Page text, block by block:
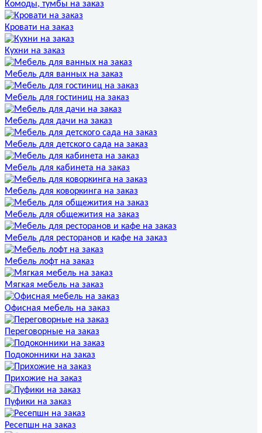
Комоды, тумбы на заказ
Кровати на заказ
Кухни на заказ
Мебель для ванных на заказ
Мебель для гостиниц на заказ
Мебель для дачи на заказ
Мебель для детского сада на заказ
Мебель для кабинета на заказ
Мебель для коворкинга на заказ
Мебель для общежития на заказ
Мебель для ресторанов и кафе на заказ
Мебель лофт на заказ
Мягкая мебель на заказ
Офисная мебель на заказ
Переговорные на заказ
Подоконники на заказ
Прихожие на заказ
Пуфики на заказ
Ресепшн на заказ